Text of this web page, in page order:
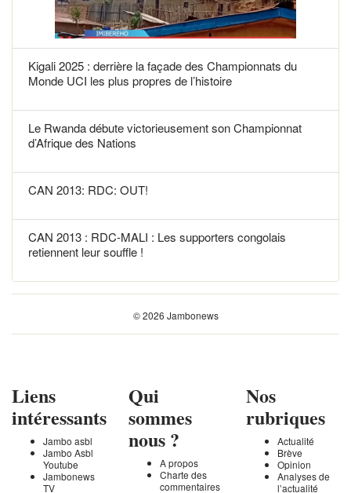
Kigali 2025 : derrière la façade des Championnats du
Monde UCI les plus propres de l’histoire
Le Rwanda débute victorieusement son Championnat
d’Afrique des Nations
CAN 2013: RDC: OUT!
CAN 2013 : RDC-MALI : Les supporters congolais
retiennent leur souffle !
© 2026 Jambonews
Liens
intéressants
Jambo asbl
Jambo Asbl
Youtube
Jambonews
TV
Qui
sommes
nous ?
A propos
Charte des
commentaires
Nos
rubriques
Actualité
Brève
Opinion
Analyses de
l’actualité